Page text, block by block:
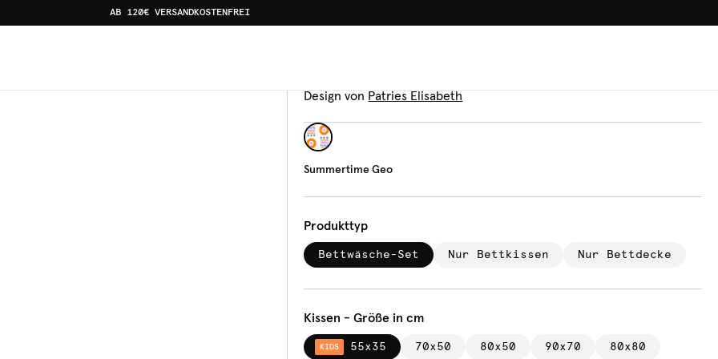
AB 120€ VERSANDKOSTENFREI
Bettwäsche
Design von Patries Elisabeth
Summertime Geo
Produkttyp
Bettwäsche-Set Nur Bettkissen Nur Bettdecke
Kissen - Größe in cm
KIDS 55x35 70x50 80x50 90x70 80x80